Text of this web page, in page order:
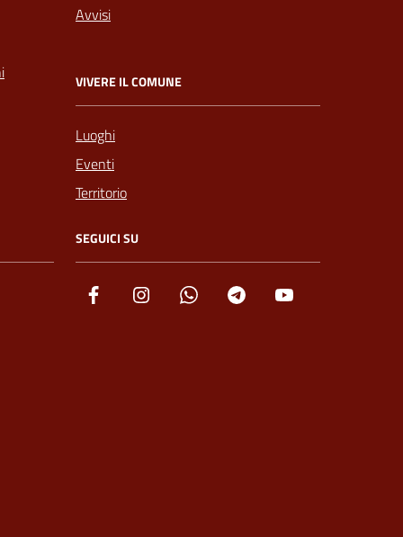
Avvisi
VIVERE IL COMUNE
Luoghi
Eventi
Territorio
SEGUICI SU
Facebook Instagram Whatsapp Telegram